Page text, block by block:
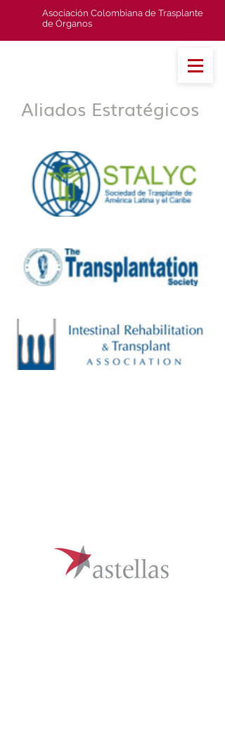
Asociación Colombiana de Trasplante
de Órganos
Aliados Estratégicos